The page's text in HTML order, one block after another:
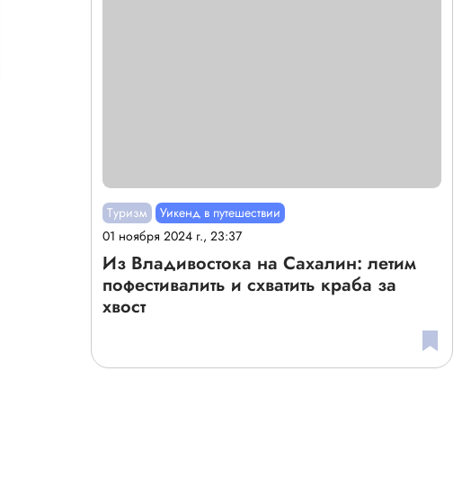
Туризм
Уикенд в путешествии
01 ноября 2024 г., 23:37
Из Владивостока на Сахалин: летим
пофестивалить и схватить краба за
хвост